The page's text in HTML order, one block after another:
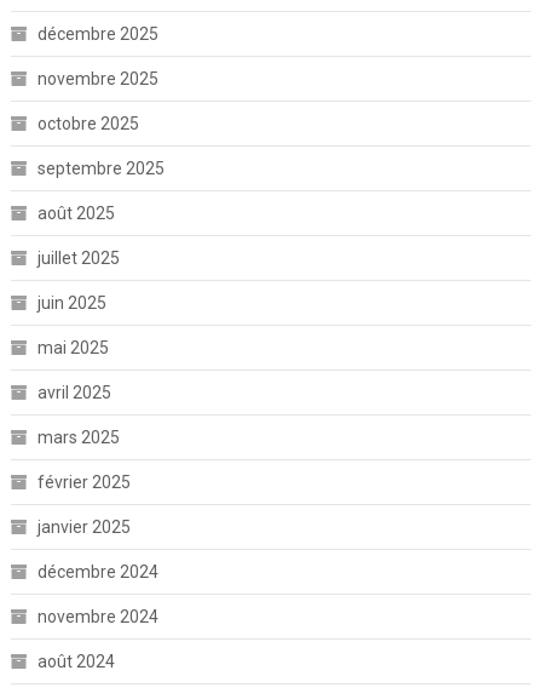
décembre 2025
novembre 2025
octobre 2025
septembre 2025
août 2025
juillet 2025
juin 2025
mai 2025
avril 2025
mars 2025
février 2025
janvier 2025
décembre 2024
novembre 2024
août 2024